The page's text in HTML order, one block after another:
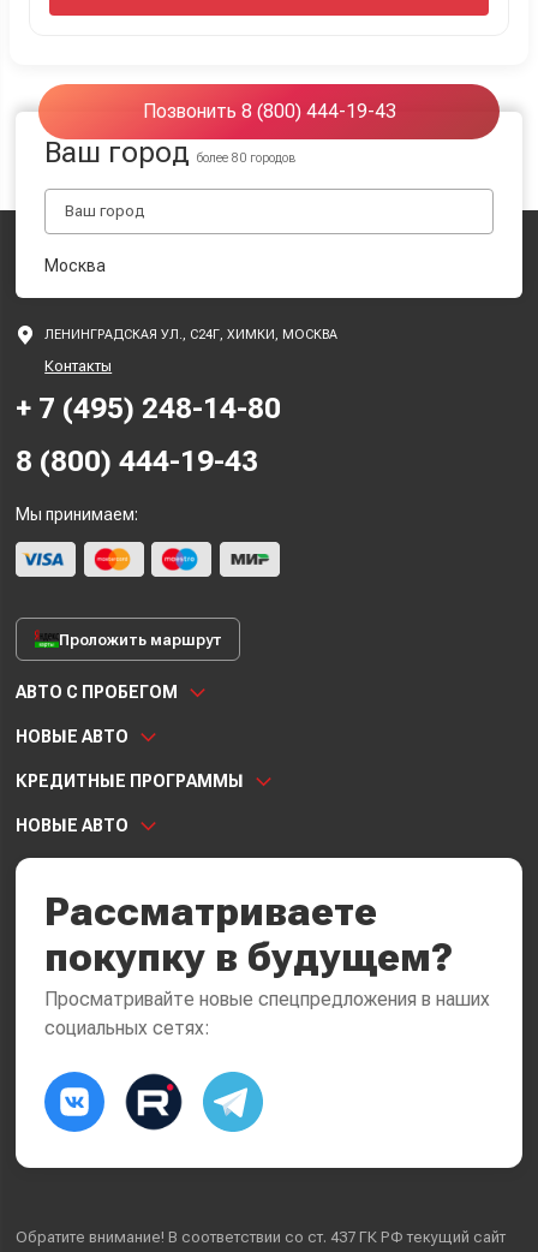
Позвонить 8 (800) 444-19-43
Ваш городболее 80 городов
Москва
ЛЕНИНГРАДСКАЯ УЛ., С24Г, ХИМКИ, МОСКВА
Контакты
+ 7 (495) 248-14-80
8 (800) 444-19-43
Мы принимаем:
Проложить маршрут
АВТО С ПРОБЕГОМ
НОВЫЕ АВТО
КРЕДИТНЫЕ ПРОГРАММЫ
НОВЫЕ АВТО
Рассматриваете
покупку в будущем?
Просматривайте новые спецпредложения в наших
социальных сетях:
Обратите внимание! В соответствии со ст. 437 ГК РФ текущий сайт